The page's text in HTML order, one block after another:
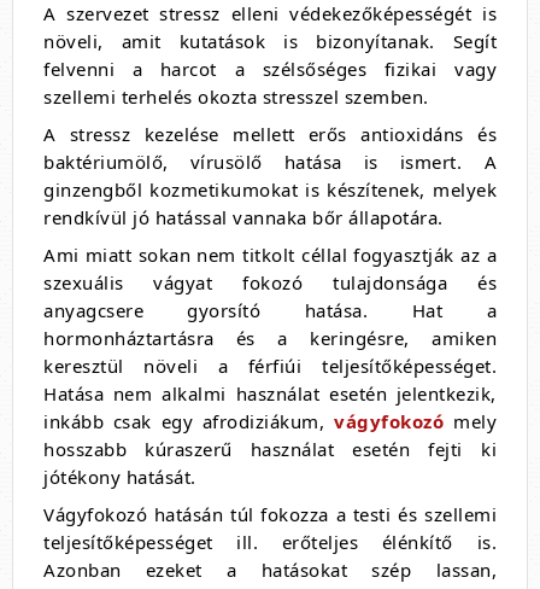
A szervezet stressz elleni védekezőképességét is
növeli, amit kutatások is bizonyítanak. Segít
felvenni a harcot a szélsőséges fizikai vagy
szellemi terhelés okozta stresszel szemben.
A stressz kezelése mellett erős antioxidáns és
baktériumölő, vírusölő hatása is ismert. A
ginzengből kozmetikumokat is készítenek, melyek
rendkívül jó hatással vannaka bőr állapotára.
Ami miatt sokan nem titkolt céllal fogyasztják az a
szexuális vágyat fokozó tulajdonsága és
anyagcsere gyorsító hatása. Hat a
hormonháztartásra és a keringésre, amiken
keresztül növeli a férfiúi teljesítőképességet.
Hatása nem alkalmi használat esetén jelentkezik,
inkább csak egy afrodiziákum,vágyfokozó mely
hosszabb kúraszerű használat esetén fejti ki
jótékony hatását.
Vágyfokozó hatásán túl fokozza a testi és szellemi
teljesítőképességet ill. erőteljes élénkítő is.
Azonban ezeket a hatásokat szép lassan,